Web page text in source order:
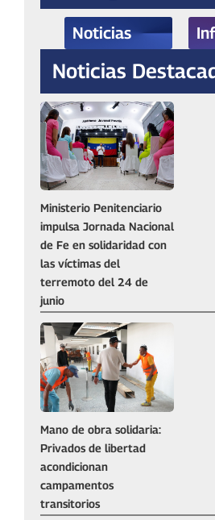
Noticias
Noticias
Ministerio Penitenciario
impulsa Jornada Nacional
de Fe en solidaridad con
las víctimas del
terremoto del 24 de
junio
Mano de obra solidaria:
Privados de libertad
acondicionan
campamentos
transitorios